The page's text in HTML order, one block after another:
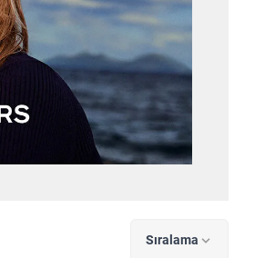
Sıralama